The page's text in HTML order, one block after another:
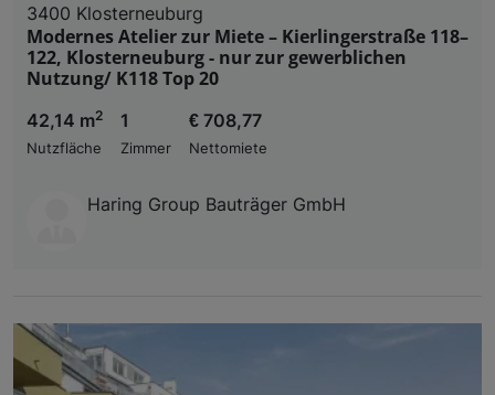
3400 Klosterneuburg
Modernes Atelier zur Miete – Kierlingerstraße 118–
122, Klosterneuburg - nur zur gewerblichen
Nutzung/ K118 Top 20
42,14 m2
Nutzfläche
1
Zimmer
€ 708,77
Nettomiete
Haring Group Bauträger GmbH